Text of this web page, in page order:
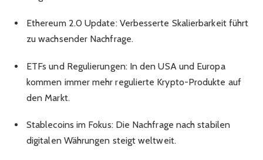
Ethereum 2.0 Update: Verbesserte Skalierbarkeit führt
zu wachsender Nachfrage.
ETFs und Regulierungen: In den USA und Europa
kommen immer mehr regulierte Krypto-Produkte auf
den Markt.
Stablecoins im Fokus: Die Nachfrage nach stabilen
digitalen Währungen steigt weltweit.